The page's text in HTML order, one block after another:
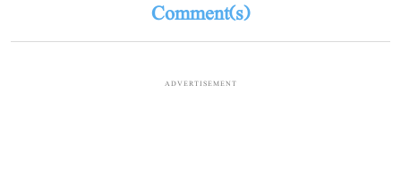
Comment(s)
ADVERTISEMENT